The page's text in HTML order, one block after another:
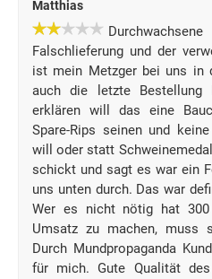
Matthias
Falschlieferung und der
ist mein Metzger bei uns in
auch die letzte Bestellung
erklären will das eine
Spare-Rips seinen und
will oder statt
schickt und sagt es war ein
uns unten durch. Das war
Wer es nicht nötig hat
Umsatz zu machen, muss
Durch Mundpropaganda
für mich. Gute Qualität